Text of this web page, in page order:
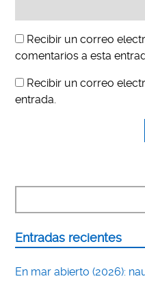
Recibir un correo
comentarios a esta
Recibir un correo
entrada.
Entradas recientes
En mar abierto (2026):